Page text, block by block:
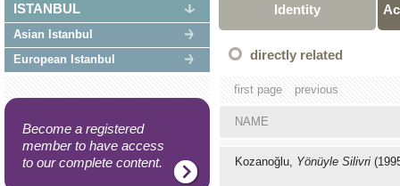
ISTANBUL
Asian Istanbul
European Istanbul
Become a registered
member to have access
to our complete content.
Identity
directly related
first page previous
NAME
Kozanoğlu, Yönüyle Silivri